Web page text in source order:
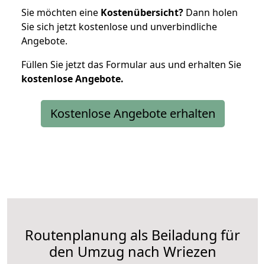
Sie möchten eine Kostenübersicht? Dann holen
Sie sich jetzt kostenlose und unverbindliche
Angebote.
Füllen Sie jetzt das Formular aus und erhalten Sie
kostenloseAngebote.
Kostenlose Angebote erhalten
Routenplanung als Beiladung für
den Umzug nach Wriezen